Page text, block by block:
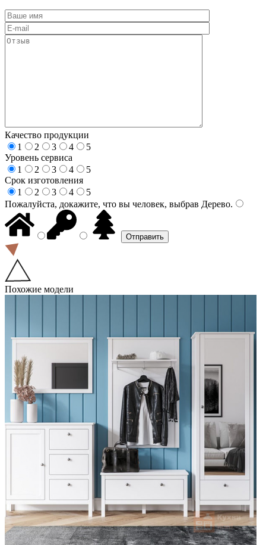
Качество продукции
1
2 3 4
5
Уровень сервиса
1
2 3 4
5
Срок изготовления
1
2 3 4
5
Пожалуйста, докажите, что вы человек, выбрав Дерево.
Похожие модели